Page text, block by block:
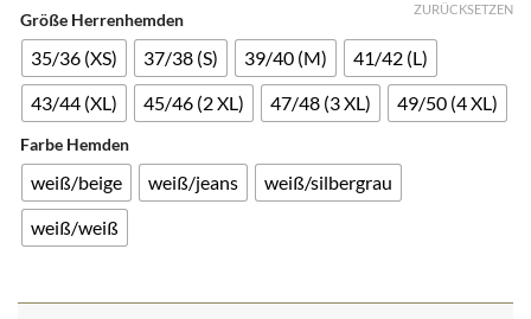
Größe Herrenhemden
35/36 (XS) 37/38 (S) 39/40 (M)
41/42 (L)
43/44 (XL)
45/46 (2 XL) 47/48 (3 XL) 49/50 (4 XL)
Farbe Hemden
weiß/beige weiß/jeans
weiß/silbergrau
weiß/weiß
ZURÜCKSETZEN